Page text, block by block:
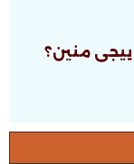
منين؟